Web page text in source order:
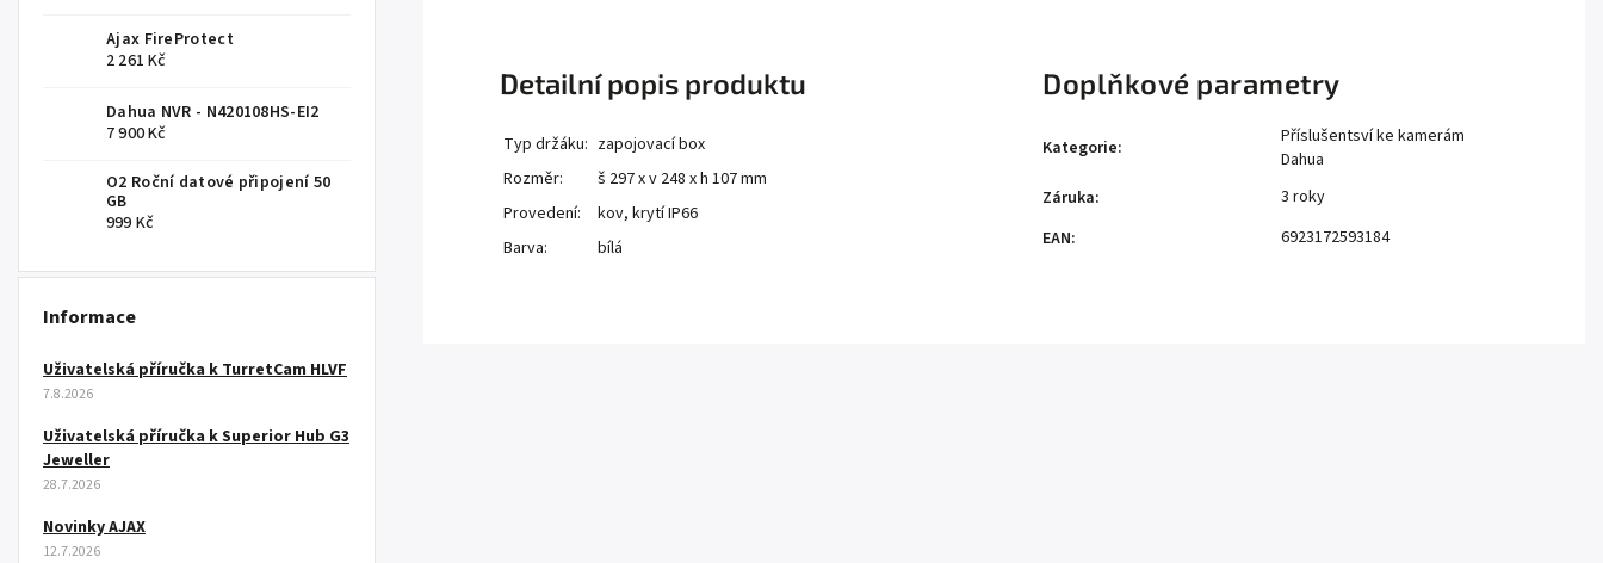
Ajax FireProtect
2 261 Kč
Dahua NVR - N420108HS-EI2
7 900 Kč
O2 Roční datové připojení 50
GB
999 Kč
Informace
Uživatelská příručka k TurretCam HLVF
7.8.2026
Uživatelská příručka k Superior Hub G3
Jeweller
28.7.2026
Novinky AJAX
12.7.2026
Detailní popis produktu
Typ držáku: zapojovací box
Rozměr:
š 297 x v 248 x h 107 mm
Provedení:
kov, krytí IP66
Barva:
bílá
Doplňkové parametry
Kategorie:
Příslušentsví ke kamerám
Dahua
Záruka:
3 roky
EAN: 6923172593184